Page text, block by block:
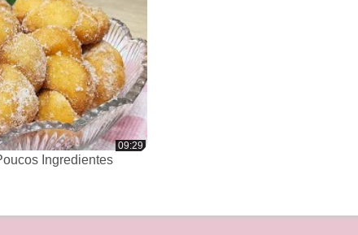
09:29
Ingredientes